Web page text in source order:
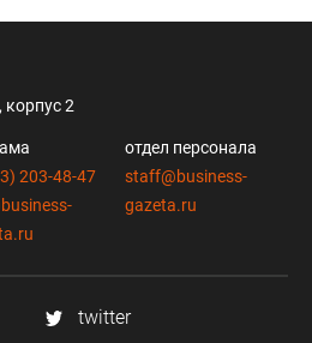
корпус 2
203-48-47
отдел персонала
staff@business-
gazeta.ru
twitter